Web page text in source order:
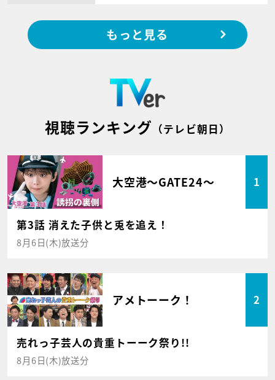
もっと見る
視聴ランキング （テレビ朝日）
大空港～GATE24～ 1
第3話 消えた子供と兎を追え！
8月6日(木)放送分
アメトーーク！ 2
売れっ子芸人の貴重トーーク祭り!!
8月6日(木)放送分